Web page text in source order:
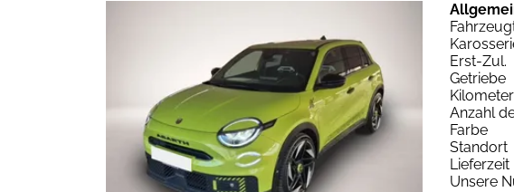
Erst-Zul.
Getriebe
Anzahl
Farbe
Standort
Lieferzeit
Unsere